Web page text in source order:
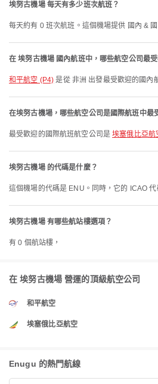
埃努古機場 每天有多少班次航班？
每天約有 0 班次航班。這個機場提供 國內 &
在 埃努古機場 國內航班中，哪些航空公司最受
和平航空 (P4) 是從 非洲 出發最受歡迎的國內
在埃努古機場，哪些航空公司是國際航班中最
最受歡迎的國際航班航空公司是埃塞俄比亞航
埃努古機場 的代碼是什麼？
這個機場的代碼是 ENU。同時，它的 ICAO
埃努古機場 有哪些航站樓選項？
有 0 個航站樓，
在 埃努古機場 營運的頂級航空公司
和平航空
埃塞俄比亞航空
Enugu 的熱門航線